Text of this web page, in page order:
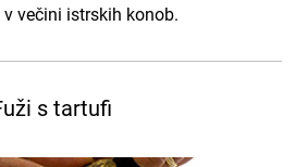
večini istrskih konob.
s tartufi